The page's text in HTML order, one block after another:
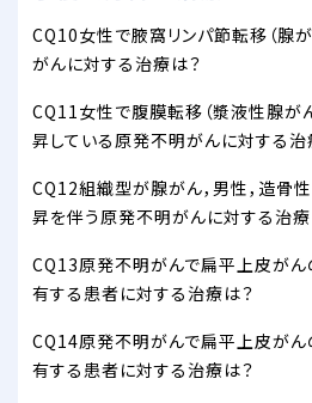
CQ10女性で腋窩リンパ節転移（腺
がんに対する治療は？
CQ11女性で腹膜転移（漿液性腺が
昇している原発不明がんに対する治
CQ12組織型が腺がん，男性，造骨
昇を伴う原発不明がんに対する治療
CQ13原発不明がんで扁平上皮がん
有する患者に対する治療は？
CQ14原発不明がんで扁平上皮がん
有する患者に対する治療は？